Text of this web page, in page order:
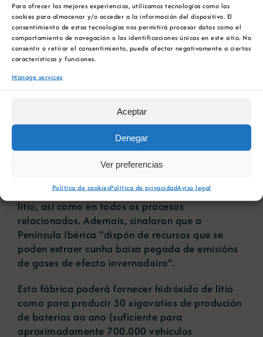
Para ofrecer las mejores experiencias, utilizamos tecnologías como las
cookies para almacenar y/o acceder a la información del dispositivo. El
consentimiento de estas tecnologías nos permitirá procesar datos como el
comportamiento de navegación o las identificaciones únicas en este sitio. No
consentir o retirar el consentimiento, puede afectar negativamente a ciertas
características y funciones.
Manage services
Aceptar
Denegar
Ver preferencias
Política de cookiesPolítica de privacidadAviso legal
Segundo explicaron desde ambas as compañías,
utilizará un proceso de conversión “de probada
eficacia”, valéndose dos últimos avances e
tecnoloxías existentes para aumentar a
sustentabilidade e a eficiencia. Ademais,
mediante o uso de enerxía verde, minimizando e
evitando a dependencia do gas natural.
Os socios de Aurora comprometéronse a aplicar
“os máis altos estándares” de sustentabilidade,
espodumeno, no procesamento de hidróxido de
litio, así como en todos os procesos
relacionados. Ademais, sinalaron que a
Península Ibérica “dispón de recursos que se
poden extraer cunha baixa pegada de emisións
de gases de efecto invernadoiro”.
Esta fábrica poderá fornecer hidróxido de litio
como para producir 50 xigavatios de produción
de baterías ao ano (suficiente para
aproximadamente 700.000 vehículos